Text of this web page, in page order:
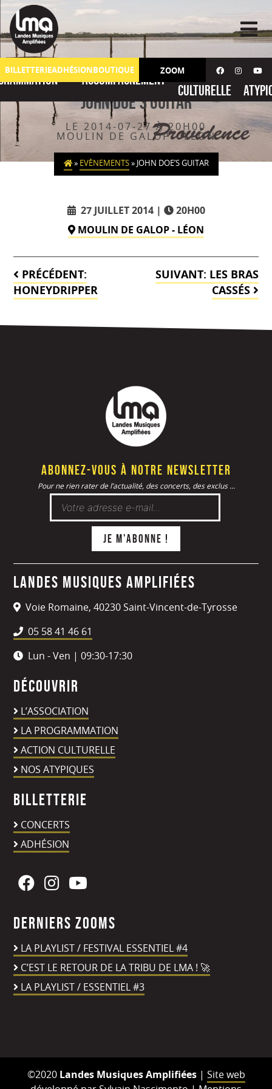
content
BILLETTERIEADHÉSIONBOUTIQUE ZOOM
Accompagnement
Action
culturelle
John Doe’s Guitar
LE 2014-07-27 À 20H00
MOULIN DE GALOP - LÉON
» EVÈNEMENTS» JOHN DOE’S GUITAR
27 JUILLET 2014
20H00
MOULIN DE GALOP - LÉON
Navigation
de
PRÉCÉDENT:
HONEYDRIPPER
SUIVANT: LES BRAS
CASSÉS
Abonnez-vous à notre newsletter
Pour ne rien rater de l’actualité, des concerts, des exclus ...
Landes Musiques Amplifiées
Voie Romaine, 40230 Saint-Vincent-de-Tyrosse
05 58 41 46 61
Lun - Ven | 09:30-17:30
Découvrir
L’ASSOCIATION
LA PROGRAMMATION
ACTION CULTURELLE
NOS ATYPIQUES
Billetterie
CONCERTS
ADHÉSION
Derniers zooms
LA PLAYLIST / FESTIVAL ESSENTIEL #4
C’EST LE RETOUR DE LA TRIBU DE LMA ! 🚀
LA PLAYLIST / ESSENTIEL #3
©2020 Landes Musiques Amplifiées| Site web